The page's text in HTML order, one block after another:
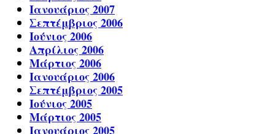
Ιανουάριος 2007
Σεπτέμβριος 2006
Ιούνιος 2006
Απρίλιος 2006
Μάρτιος 2006
Ιανουάριος 2006
Σεπτέμβριος 2005
Ιούνιος 2005
Μάρτιος 2005
Ιανουάριος 2005